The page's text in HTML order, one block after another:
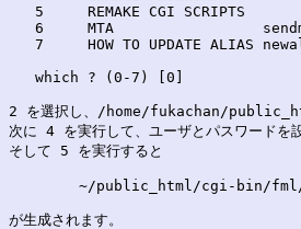
   5     REMAKE CGI SCRIPTS
6     MTA
7     HOW TO UPDATE ALIAS
   which ? (0-7) [0]
2 を選択し、/home/fukachan/
次に 4 を実行して、ユーザとパスワードを
そして 5 を実行すると
が生成されます。